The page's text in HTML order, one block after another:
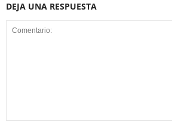
DEJA UNA RESPUESTA